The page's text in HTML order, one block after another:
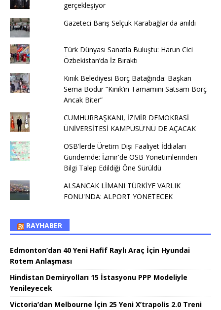
gerçekleşiyor
Gazeteci Barış Selçuk Karabağlar'da anıldı
Türk Dünyası Sanatla Buluştu: Harun Cici
Özbekistan’da İz Bıraktı
Kınık Belediyesi Borç Batağında: Başkan
Sema Bodur “Kınık’ın Tamamını Satsam Borç
Ancak Biter”
CUMHURBAŞKANI, İZMİR DEMOKRASİ
ÜNİVERSİTESİ KAMPÜSÜ'NÜ DE AÇACAK
OSB'lerde Üretim Dışı Faaliyet İddiaları
Gündemde: İzmir'de OSB Yönetimlerinden
Bilgi Talep Edildiği Öne Sürüldü
ALSANCAK LİMANI TÜRKİYE VARLIK
FONU'NDA: ALPORT YÖNETECEK
RAYHABER
Edmonton’dan 40 Yeni Hafif Raylı Araç İçin Hyundai
Rotem Anlaşması
Hindistan Demiryolları 15 İstasyonu PPP Modeliyle
Yenileyecek
Victoria’dan Melbourne İçin 25 Yeni X’trapolis 2.0 Treni